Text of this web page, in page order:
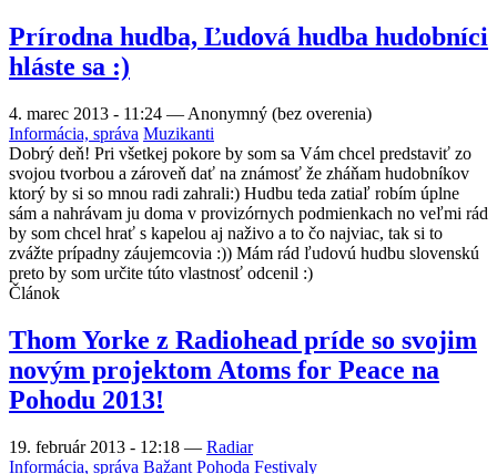
Prírodna hudba, Ľudová hudba hudobníci
hláste sa :)
4. marec 2013 - 11:24 — Anonymný (bez overenia)
Informácia, správa Muzikanti
Dobrý deň! Pri všetkej pokore by som sa Vám chcel predstaviť zo
svojou tvorbou a zároveň dať na známosť že zháňam hudobníkov
ktorý by si so mnou radi zahrali:) Hudbu teda zatiaľ robím úplne
sám a nahrávam ju doma v provizórnych podmienkach no veľmi rád
by som chcel hrať s kapelou aj naživo a to čo najviac, tak si to
zvážte prípadny záujemcovia :)) Mám rád ľudovú hudbu slovenskú
preto by som určite túto vlastnosť odcenil :)
Článok
Thom Yorke z Radiohead príde so svojim
novým projektom Atoms for Peace na
Pohodu 2013!
19. február 2013 - 12:18 — Radiar
Informácia, správa Bažant Pohoda Festivaly